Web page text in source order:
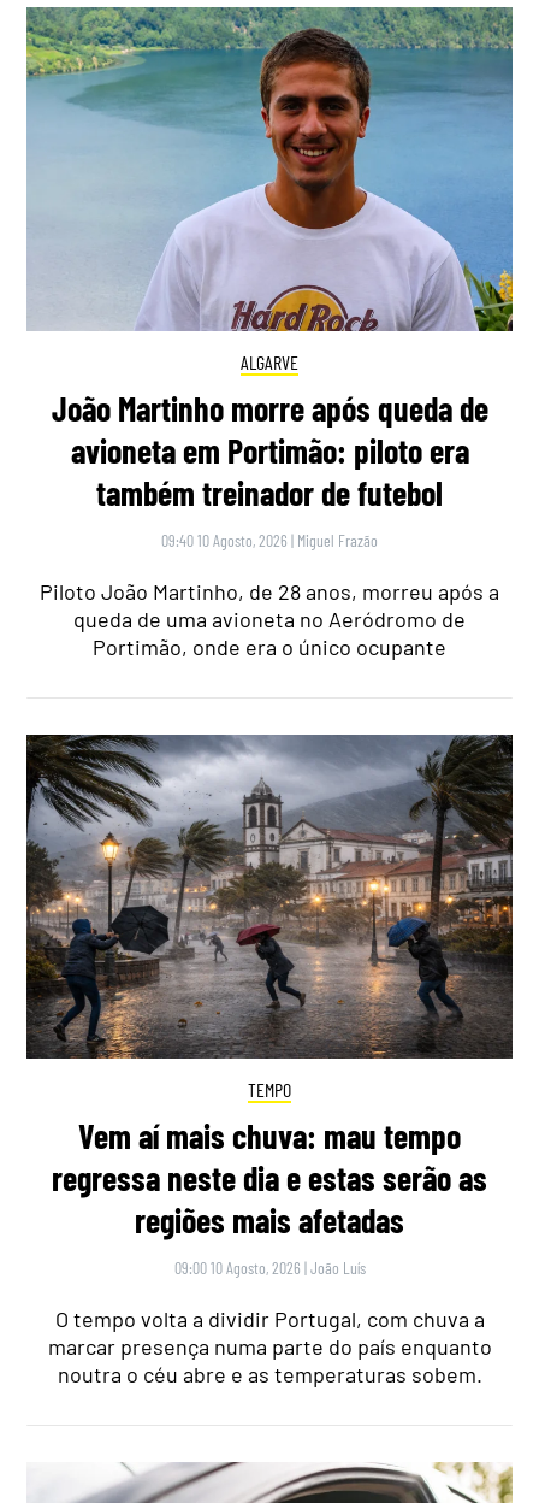
ALGARVE
João Martinho morre após queda de
avioneta em Portimão: piloto era
também treinador de futebol
09:40 10 Agosto, 2026 | Miguel Frazão
Piloto João Martinho, de 28 anos, morreu após a
queda de uma avioneta no Aeródromo de
Portimão, onde era o único ocupante
TEMPO
Vem aí mais chuva: mau tempo
regressa neste dia e estas serão as
regiões mais afetadas
09:00 10 Agosto, 2026 |João Luís
O tempo volta a dividir Portugal, com chuva a
marcar presença numa parte do país enquanto
noutra o céu abre e as temperaturas sobem.